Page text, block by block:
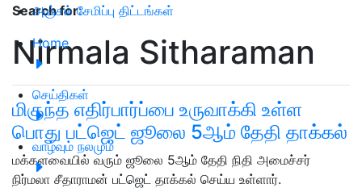
அஞ்சல் சேமிப்பு திட்டங்கள்
Home
செய்திகள்
வாழ்வும் நலமும்
Search for:
Nirmala Sitharaman
மிகுந்த எதிர்பார்ப்பை உருவாக்கி உள்ள
பொது பட்ஜெட் ஜூலை 5ஆம் தேதி தாக்கல்
மக்களவையில் வரும் ஜூலை 5ஆம் தேதி நிதி அமைச்சர்
நிர்மலா சீதாராமன் பட்ஜெட் தாக்கல் செய்ய உள்ளார்.